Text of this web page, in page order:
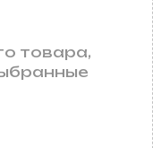
товара,